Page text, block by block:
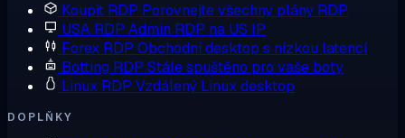
Koupit RDP Porovnejte všechny plány RDP
USA RDP Admin RDP na US IP
Forex RDP Obchodní desktop s nízkou latencí
Botting RDP Stále spuštěno pro vaše boty
Linux RDP Vzdálený Linux desktop
DOPLŇKY